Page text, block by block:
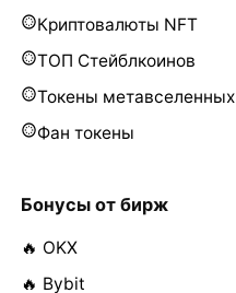
Криптовалюты NFT
ТОП Стейблкоинов
Токены метавселенных
Фан токены
Бонусы от бирж
🔥 OKX
🔥 Bybit